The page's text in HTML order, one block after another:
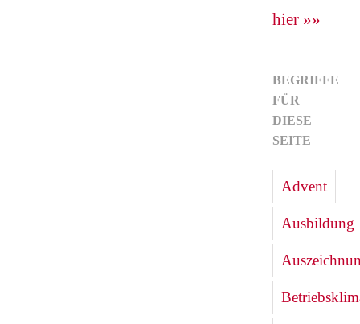
hier »»
BEGRIFFE
FÜR
DIESE
SEITE
Advent
Ausbildung